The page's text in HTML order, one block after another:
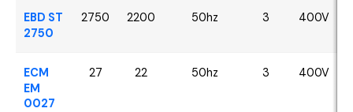
EBD ST
2750
2750 2200 50hz 3 400V
ECM
EM
0027
27 22 50hz 3 400V